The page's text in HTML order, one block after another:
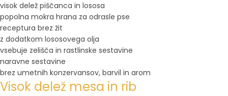
visok delež piščanca in lososa
popolna mokra hrana za odrasle pse
receptura brez žit
z dodatkom lososovega olja
vsebuje zelišča in rastlinske sestavine
naravne sestavine
brez umetnih konzervansov, barvil in arom
Visok delež mesa in rib